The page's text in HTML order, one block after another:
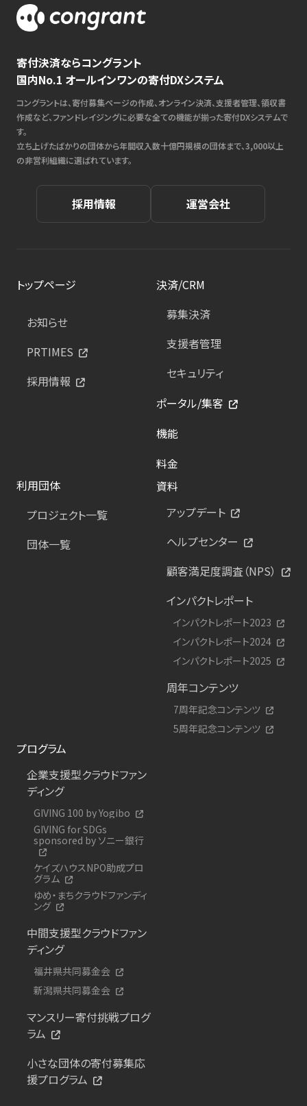
寄付決済ならコングラント
国内No.1 オールインワンの寄付DXシステム
コングラントは、寄付募集ページの作成、オンライン決済、支援者管理、領収書
作成など、ファンドレイジングに必要な全ての機能が揃った寄付DXシステムで
す。
立ち上げたばかりの団体から年間収入数十億円規模の団体まで、3,000以上
の非営利組織に選ばれています。
採用情報 運営会社
トップページ
お知らせ
PRTIMES
採用情報
決済/CRM
募集決済
支援者管理
セキュリティ
ポータル/集客
機能
料金
利用団体
プロジェクト一覧
団体一覧
資料
アップデート
ヘルプセンター
顧客満足度調査（NPS）
インパクトレポート
インパクトレポート2023
インパクトレポート2024
インパクトレポート2025
周年コンテンツ
7周年記念コンテンツ
5周年記念コンテンツ
プログラム
企業支援型クラウドファン
ディング
GIVING 100 by Yogibo
GIVING for SDGs
sponsored by ソニー銀行
ケイズハウスNPO助成プロ
グラム
ゆめ・まちクラウドファンディ
ング
中間支援型クラウドファン
ディング
福井県共同募金会
新潟県共同募金会
マンスリー寄付挑戦プログ
ラム
小さな団体の寄付募集応
援プログラム